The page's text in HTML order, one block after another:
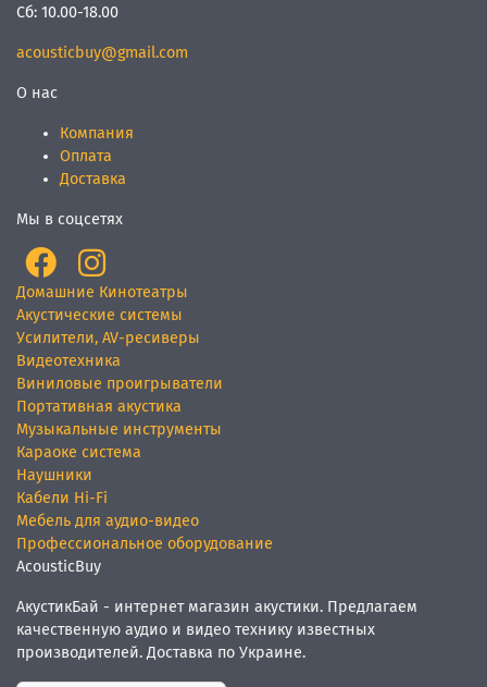
Сб: 10.00-18.00
acousticbuy@gmail.com
О нас
Компания
Оплата
Доставка
Мы в соцсетях
Домашние Кинотеатры
Акустические системы
Усилители, AV-ресиверы
Видеотехника
Виниловые проигрыватели
Портативная акустика
Музыкальные инструменты
Караоке система
Наушники
Кабели Hi-Fi
Мебель для аудио-видео
Профессиональное оборудование
AcousticBuy
АкустикБай - интернет магазин акустики. Предлагаем
качественную аудио и видео технику известных
производителей. Доставка по Украине.